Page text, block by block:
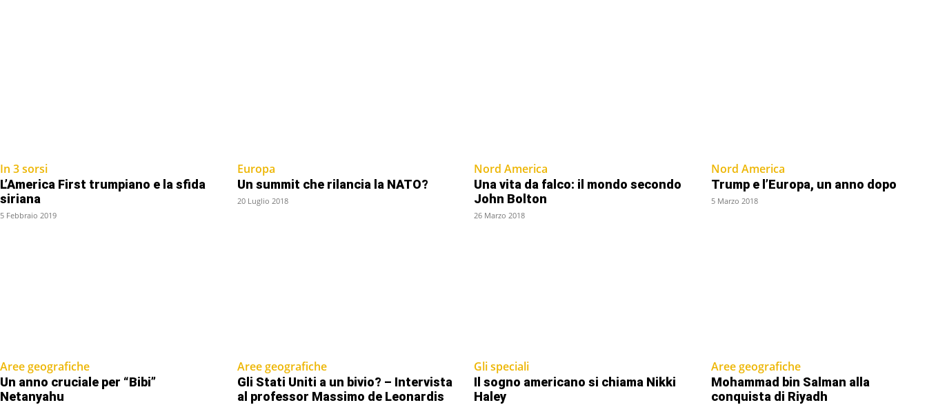
In 3 sorsi
L’America First trumpiano e la sfida
siriana
5 Febbraio 2019
Europa
Un summit che rilancia la NATO?
20 Luglio 2018
Nord America
Una vita da falco: il mondo secondo
John Bolton
26 Marzo 2018
Nord America
Trump e l’Europa, un anno dopo
5 Marzo 2018
Aree geografiche
Un anno cruciale per “Bibi”
Netanyahu
Aree geografiche
Gli Stati Uniti a un bivio? – Intervista
al professor Massimo de Leonardis
Gli speciali
Il sogno americano si chiama Nikki
Haley
Aree geografiche
Mohammad bin Salman alla
conquista di Riyadh